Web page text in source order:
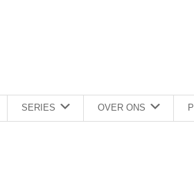
SERIES OVER ONS